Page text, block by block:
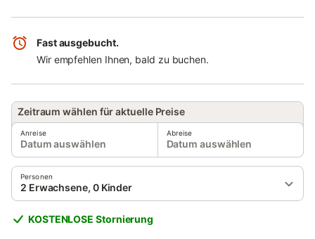
Fast ausgebucht.
Wir empfehlen Ihnen, bald zu buchen.
Zeitraum wählen für aktuelle Preise
Anreise
Datum auswählen
Abreise
Datum auswählen
Personen
2 Erwachsene, 0 Kinder
KOSTENLOSE Stornierung